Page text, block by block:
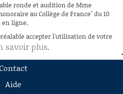
ronde et audition de Mme
au Collège de France" du 10
en ligne.
accepter l'utilisation de votre
savoir plus.
Aide